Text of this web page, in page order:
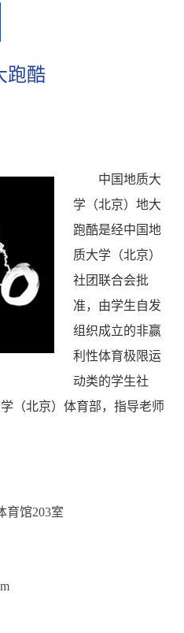
跑酷
中国地质大
学（北京）地大
跑酷是经中国地
质大学（北京）
社团联合会批
准，由学生自发
组织成立的非赢
利性体育极限运
动类的学生社
（北京）体育部，指导老师
育馆203室